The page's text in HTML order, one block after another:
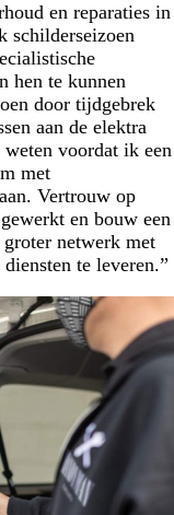
en reparaties in
schilderseizoen
hen te kunnen
door tijdgebrek
aan de elektra
voordat ik een
met
Vertrouw op
en bouw een
netwerk met
te leveren.”